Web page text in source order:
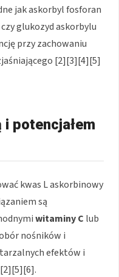
jak askorbyl fosforan
glukozyd askorbylu
przy zachowaniu
[2][3][4][5]
potencjałem
kwas L askorbinowy
są
witaminy C lub
nośników i
efektów i